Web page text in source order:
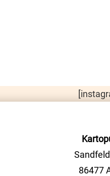
86477